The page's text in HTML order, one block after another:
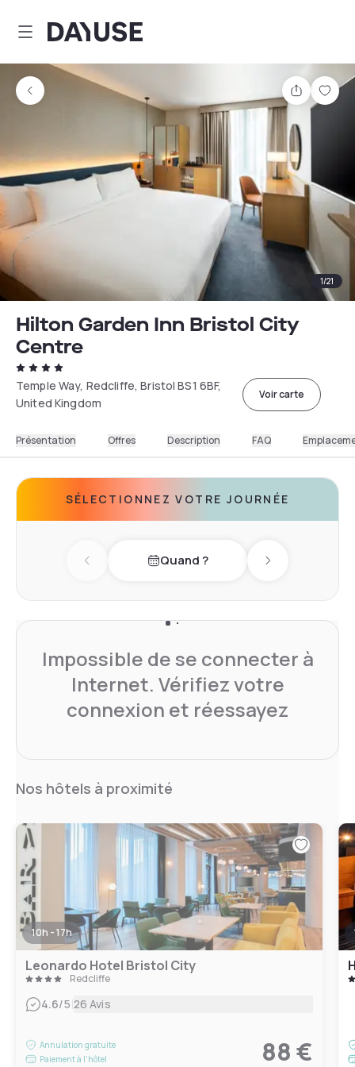
Dayuse
Partager
1/21
Hilton Garden Inn Bristol City
Centre
Temple Way, Redcliffe, Bristol BS1 6BF,
United Kingdom
Voir carte
Présentation Offres Description FAQ
SÉLECTIONNEZ VOTRE JOURNÉE
Previous dayQuand ? Next day
Impossible de se connecter à
Internet. Vérifiez votre
connexion et réessayez
Nos hôtels à proximité
10h - 17h
Leonardo Hotel Bristol City
Redcliffe
4.6/5|26 Avis
Annulation gratuite
Paiement à l'hôtel
88 €